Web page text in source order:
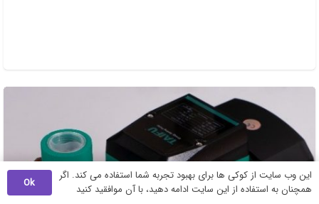
این وب سایت از کوکی ها برای بهبود تجربه شما استفاده می کند. اگر
همچنان به استفاده از این سایت ادامه دهید، با آن موافقید کنید
Ok